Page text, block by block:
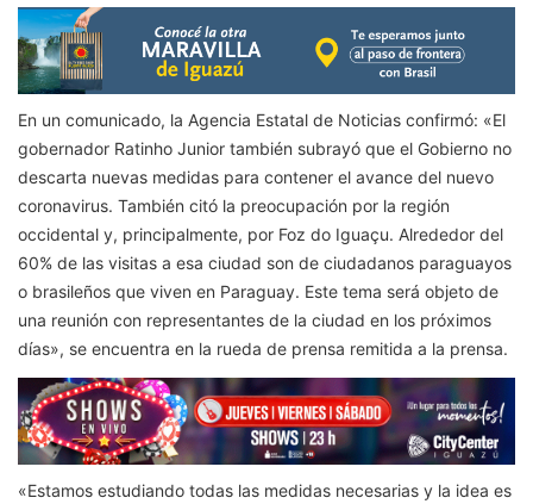
En un comunicado, la Agencia Estatal de Noticias confirmó: «El
gobernador Ratinho Junior también subrayó que el Gobierno no
descarta nuevas medidas para contener el avance del nuevo
coronavirus. También citó la preocupación por la región
occidental y, principalmente, por Foz do Iguaçu. Alrededor del
60% de las visitas a esa ciudad son de ciudadanos paraguayos
o brasileños que viven en Paraguay. Este tema será objeto de
una reunión con representantes de la ciudad en los próximos
días», se encuentra en la rueda de prensa remitida a la prensa.
«Estamos estudiando todas las medidas necesarias y la idea es